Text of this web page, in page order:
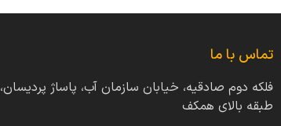
تماس با ما
فلکه دوم صادقیه، خیابان سازمان آب، پاساژ پردیسان،
طبقه بالای همکف